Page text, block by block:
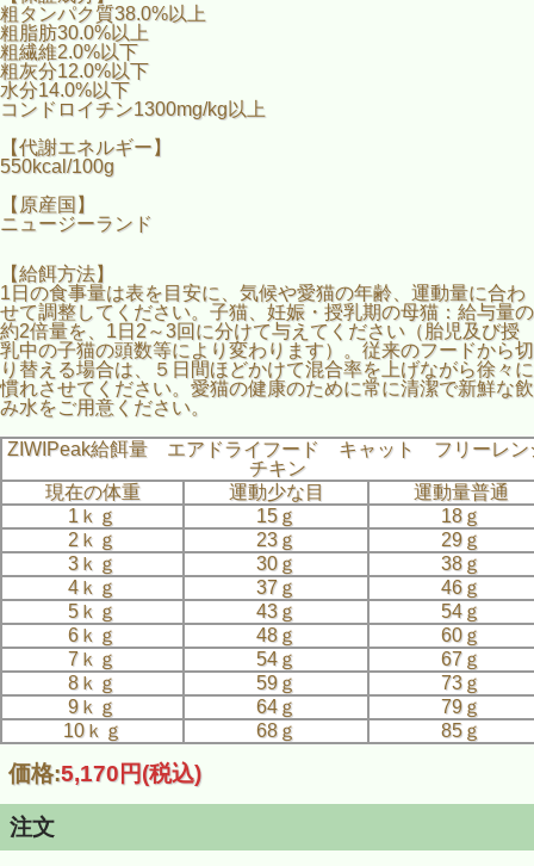
粗タンパク質38.0%以上
粗脂肪30.0%以上
粗繊維2.0%以下
粗灰分12.0%以下
水分14.0%以下
コンドロイチン1300mg/kg以上
【代謝エネルギー】
550kcal/100g
【原産国】
ニュージーランド
【給餌方法】
1日の食事量は表を目安に、気候や愛猫の年齢、運動量に合わ
せて調整してください。子猫、妊娠・授乳期の母猫：給与量の
約2倍量を、1日2～3回に分けて与えてください（胎児及び授
乳中の子猫の頭数等により変わります）。従来のフードから切
り替える場合は、５日間ほどかけて混合率を上げながら徐々に
慣れさせてください。愛猫の健康のために常に清潔で新鮮な飲
み水をご用意ください。
ZIWIPeak給餌量 エアドライフード キャット フリーレン
チキン
現在の体重
運動少な目
運動量普通
1ｋｇ
15ｇ
18ｇ
2ｋｇ
23ｇ
29ｇ
3ｋｇ
30ｇ
38ｇ
4ｋｇ
37ｇ
46ｇ
5ｋｇ
43ｇ
54ｇ
6ｋｇ
48ｇ
60ｇ
7ｋｇ
54ｇ
67ｇ
8ｋｇ
59ｇ
73ｇ
9ｋｇ
64ｇ
79ｇ
10ｋｇ
68ｇ 85ｇ
価格:5,170円(税込)
注文